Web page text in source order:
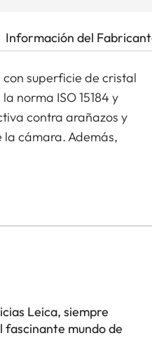
Información del
superficie de cristal
norma ISO 15184 y
contra arañazos y
cámara. Además,
vean con un mayor
mucha luz, sin
Leica, siempre
mundo de